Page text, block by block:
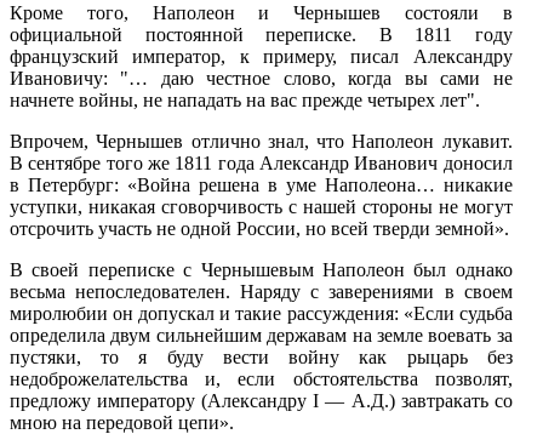
Кроме того, Наполеон и Чернышев состояли в
официальной постоянной переписке. В 1811 году
французский император, к примеру, писал Александру
Ивановичу: "… даю честное слово, когда вы сами не
начнете войны, не нападать на вас прежде четырех лет".
Впрочем, Чернышев отлично знал, что Наполеон лукавит.
В сентябре того же 1811 года Александр Иванович доносил
в Петербург: «Война решена в уме Наполеона… никакие
уступки, никакая сговорчивость с нашей стороны не могут
отсрочить участь не одной России, но всей тверди земной».
В своей переписке с Чернышевым Наполеон был однако
весьма непоследователен. Наряду с заверениями в своем
миролюбии он допускал и такие рассуждения: «Если судьба
определила двум сильнейшим державам на земле воевать за
пустяки, то я буду вести войну как рыцарь без
недоброжелательства и, если обстоятельства позволят,
предложу императору (Александру I — А.Д.) завтракать со
мною на передовой цепи».